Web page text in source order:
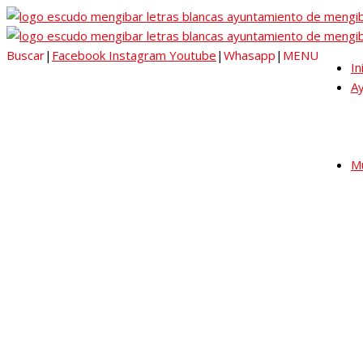
Buscar| Facebook Instagram Youtube | Whasapp | MENU